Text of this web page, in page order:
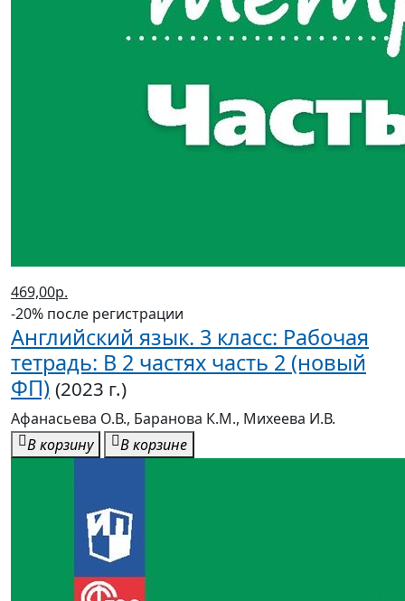
469,00р.
-20% после регистрации
Английский язык. 3 класс: Рабочая
тетрадь: В 2 частях часть 2 (новый
ФП) (2023 г.)
Афанасьева О.В., Баранова К.М., Михеева И.В.
В корзину
В корзине